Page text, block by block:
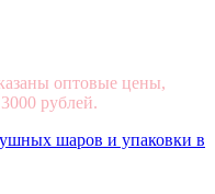
оптовые цены,
рублей.